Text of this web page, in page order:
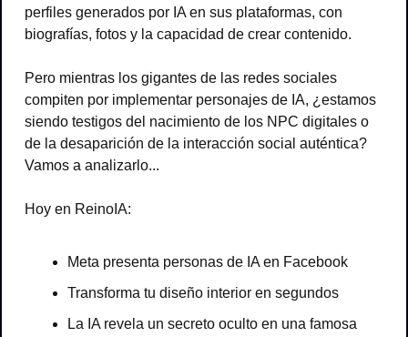
perfiles generados por IA en sus plataformas, con
biografías, fotos y la capacidad de crear contenido.
Pero mientras los gigantes de las redes sociales
compiten por implementar personajes de IA, ¿estamos
siendo testigos del nacimiento de los NPC digitales o
de la desaparición de la interacción social auténtica?
Vamos a analizarlo...
Hoy en ReinoIA:
Meta presenta personas de IA en Facebook
Transforma tu diseño interior en segundos
La IA revela un secreto oculto en una famosa